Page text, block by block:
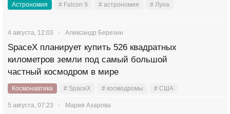
Астрономия # Falcon 9 # астрономия # Луна
4 августа, 12:03 Александр Березин
SpaceX планирует купить 526 квадратных
километров земли под самый большой
частный космодром в мире
Космонавтика # SpaceX # космодромы # США
5 августа, 07:23 Мария Азарова